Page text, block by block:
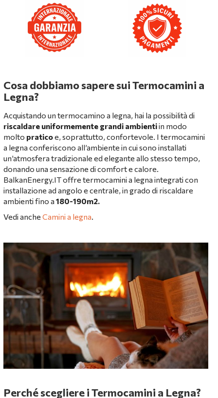
Cosa dobbiamo sapere sui Termocamini a
Legna?
Acquistando un termocamino a legna, hai la possibilità di
riscaldare uniformemente grandi ambientiin modo
molto praticoe, soprattutto, confortevole. I termocamini
a legna conferiscono all’ambiente in cui sono installati
un’atmosfera tradizionale ed elegante allo stesso tempo,
donando una sensazione di comfort e calore.
BalkanEnergy.IToffre termocamini a legna integrati con
installazione ad angolo e centrale, in grado di riscaldare
ambienti fino a 180-190m2.
Vedi anche Camini a legna.
Perché scegliere i Termocamini a Legna?